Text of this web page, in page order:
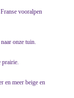
vooralpen
onze tuin.
prairie.
en meer beige en